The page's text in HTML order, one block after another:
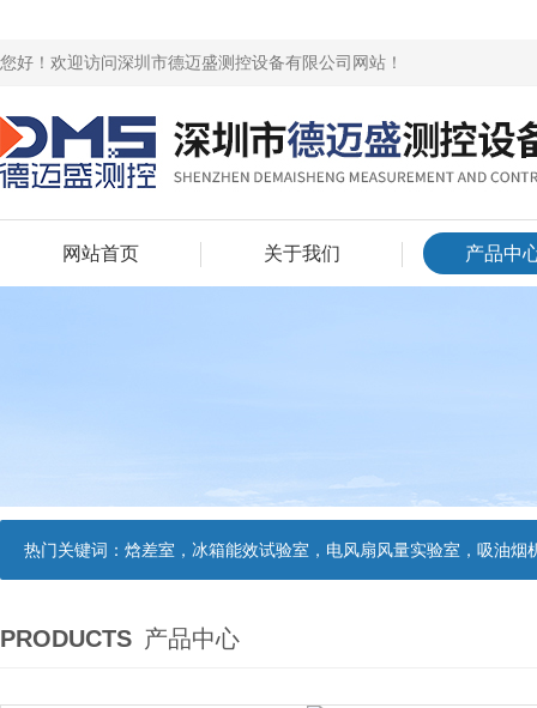
您好！欢迎访问深圳市德迈盛测控设备有限公司网站！
网站首页 关于我们 产品中
热门关键词： 焓差室，冰箱能效试验室，电风扇风量实验室，吸油烟机油脂分离度试验装置，吸油烟机空气性能试验装置，吸油烟机气味
PRODUCTS 产品中心